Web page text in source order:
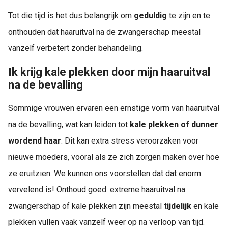
Tot die tijd is het dus belangrijk om geduldig te zijn en te
onthouden dat haaruitval na de zwangerschap meestal
vanzelf verbetert zonder behandeling.
Ik krijg kale plekken door mijn haaruitval
na de bevalling
Sommige vrouwen ervaren een ernstige vorm van haaruitval
na de bevalling, wat kan leiden tot kale plekken of dunner
wordend haar. Dit kan extra stress veroorzaken voor
nieuwe moeders, vooral als ze zich zorgen maken over hoe
ze eruitzien. We kunnen ons voorstellen dat dat enorm
vervelend is! Onthoud goed: extreme haaruitval na
zwangerschap of kale plekken zijn meestal tijdelijk en kale
plekken vullen vaak vanzelf weer op na verloop van tijd.